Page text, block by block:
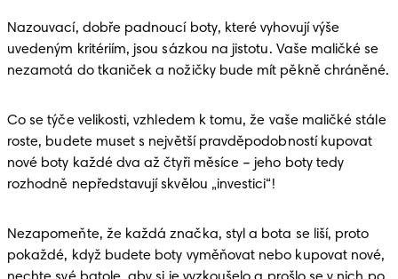
Nazouvací, dobře padnoucí boty, které vyhovují výše
uvedeným kritériím, jsou sázkou na jistotu. Vaše maličké se
Co se týče velikosti, vzhledem k tomu, že vaše maličké stále
roste, budete muset s největší pravděpodobností kupovat
nové boty každé dva až čtyři měsíce – jeho boty tedy
rozhodně nepředstavují skvělou „investici“!
Nezapomeňte, že každá značka, styl a bota se liší, proto
pokaždé, když budete boty vyměňovat nebo kupovat nové,